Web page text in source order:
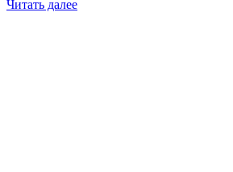
Читать далее